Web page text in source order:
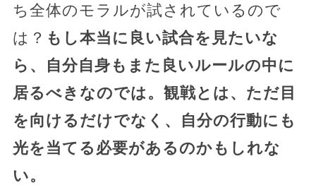
ち全体のモラルが試されているので
は？ もし本当に良い試合を見たいな
ら、自分自身もまた良いルールの中に
居るべきなのでは。観戦とは、ただ目
を向けるだけでなく、自分の行動にも
光を当てる必要があるのかもしれな
い。